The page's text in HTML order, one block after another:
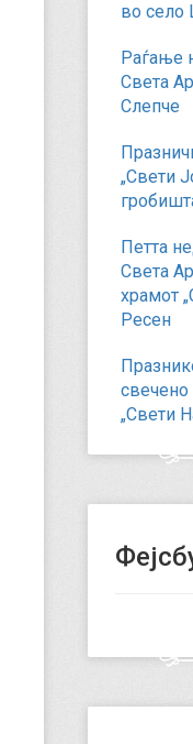
во село
Раѓање
Света
Слепче
„Свети
Петта
Света
храмот
Ресен
„Свети